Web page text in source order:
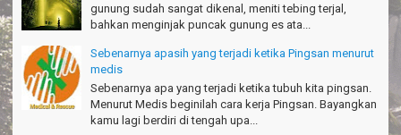
Thanks!
Michael - Sydney
Thanks Bodyrafting Green canyon, extreme, enjoy dan seru
Santoso - Kudus
Seru banget Pantai Batukaras!
Sudrajat - Kuningan
gunung sudah sangat dikenal, meniti tebing terjal,
bahkan menginjak puncak gunung es ata...
Sebenarnya apasih yang terjadi ketika Pingsan menurut
medis
Sebenarnya apa yang terjadi ketika tubuh kita pingsan.
Menurut Medis beginilah cara kerja Pingsan. Bayangkan
kamu lagi berdiri di tengah upa...